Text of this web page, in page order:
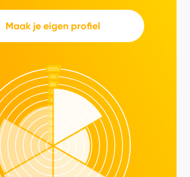
Maak je eigen profiel